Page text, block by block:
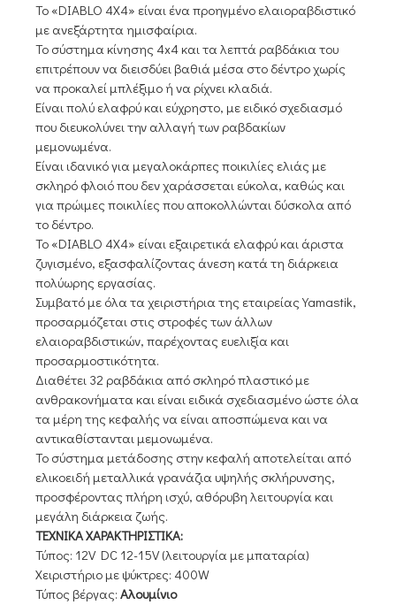
Το «DIABLO 4X4» είναι ένα προηγμένο ελαιοραβδιστικό
με ανεξάρτητα ημισφαίρια.
Το σύστημα κίνησης 4x4 και τα λεπτά ραβδάκια του
επιτρέπουν να διεισδύει βαθιά μέσα στο δέντρο χωρίς
να προκαλεί μπλέξιμο ή να ρίχνει κλαδιά.
Είναι πολύ ελαφρύ και εύχρηστο, με ειδικό σχεδιασμό
που διευκολύνει την αλλαγή των ραβδακίων
μεμονωμένα.
Είναι ιδανικό για μεγαλοκάρπες ποικιλίες ελιάς με
σκληρό φλοιό που δεν χαράσσεται εύκολα, καθώς και
για πρώιμες ποικιλίες που αποκολλώνται δύσκολα από
το δέντρο.
Το «DIABLO 4X4» είναι εξαιρετικά ελαφρύ και άριστα
ζυγισμένο, εξασφαλίζοντας άνεση κατά τη διάρκεια
πολύωρης εργασίας.
Συμβατό με όλα τα χειριστήρια της εταιρείας Yamastik,
προσαρμόζεται στις στροφές των άλλων
ελαιοραβδιστικών, παρέχοντας ευελιξία και
προσαρμοστικότητα.
Διαθέτει 32 ραβδάκια από σκληρό πλαστικό με
ανθρακονήματα και είναι ειδικά σχεδιασμένο ώστε όλα
τα μέρη της κεφαλής να είναι αποσπώμενα και να
αντικαθίστανται μεμονωμένα.
Το σύστημα μετάδοσης στην κεφαλή αποτελείται από
ελικοειδή μεταλλικά γρανάζια υψηλής σκλήρυνσης,
προσφέροντας πλήρη ισχύ, αθόρυβη λειτουργία και
μεγάλη διάρκεια ζωής.
ΤΕΧΝΙΚΑ ΧΑΡΑΚΤΗΡΙΣΤΙΚΑ:
Τύπος: 12V DC 12-15V (λειτουργία με μπαταρία)
Χειριστήριο με ψύκτρες: 400W
Τύπος βέργας: Αλουμίνιο